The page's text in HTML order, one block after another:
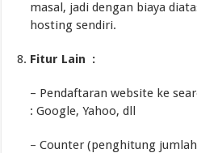
masal, jadi dengan biaya
hosting sendiri.
Fitur Lain :
– Pendaftaran website ke
: Google, Yahoo, dll
– Counter (penghitung